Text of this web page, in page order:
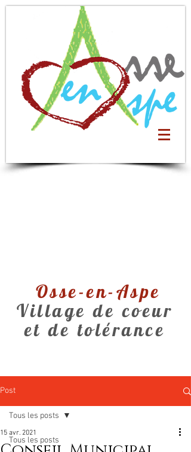
Osse-en-Aspe
Village de coeur
et de tolérance
Post
Tous les posts
Tous les posts
15 avr. 2021